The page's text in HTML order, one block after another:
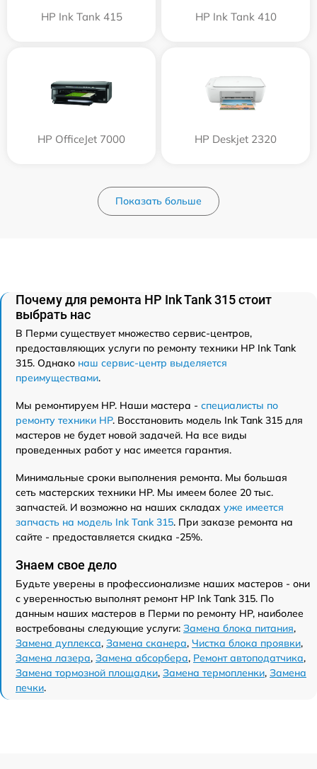
HP Ink Tank 415 HP Ink Tank 410
HP OfficeJet 7000 HP Deskjet 2320
Показать больше
Почему для ремонта HP Ink Tank 315 стоит
выбрать нас
В Перми существует множество сервис-центров,
предоставляющих услуги по ремонту техники HP Ink Tank
315. Однако наш сервис-центр выделяется
преимуществами.
Мы ремонтируем HP. Наши мастера - специалисты по
ремонту техники HP. Восстановить модель Ink Tank 315 для
мастеров не будет новой задачей. На все виды
проведенных работ у нас имеется гарантия.
Минимальные сроки выполнения ремонта. Мы большая
сеть мастерских техники HP. Мы имеем более 20 тыс.
запчастей. И возможно на наших складах уже имеется
запчасть на модель Ink Tank 315. При заказе ремонта на
сайте - предоставляется скидка -25%.
Знаем свое дело
Будьте уверены в профессионализме наших мастеров - они
с уверенностью выполнят ремонт HP Ink Tank 315. По
данным наших мастеров в Перми по ремонту HP, наиболее
востребованы следующие услуги: Замена блока питания,
Замена дуплекса, Замена сканера, Чистка блока проявки,
Замена лазера, Замена абсорбера, Ремонт автоподатчика,
Замена тормозной площадки, Замена термопленки, Замена
печки.